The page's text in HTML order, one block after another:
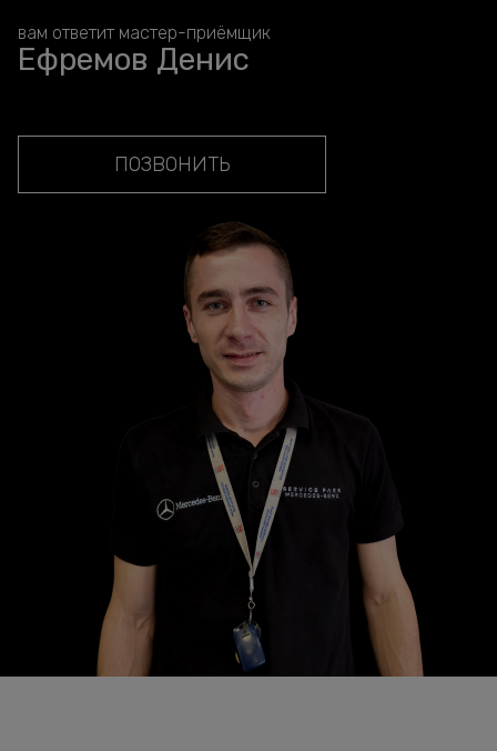
вам ответит мастер-приёмщик
Ефремов Денис
ПОЗВОНИТЬ